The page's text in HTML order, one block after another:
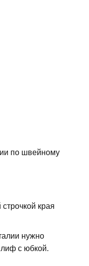
по швейному
края
нужно
лиф с юбкой.